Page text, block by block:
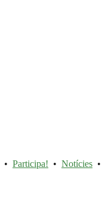
• Participa! • Notícies •